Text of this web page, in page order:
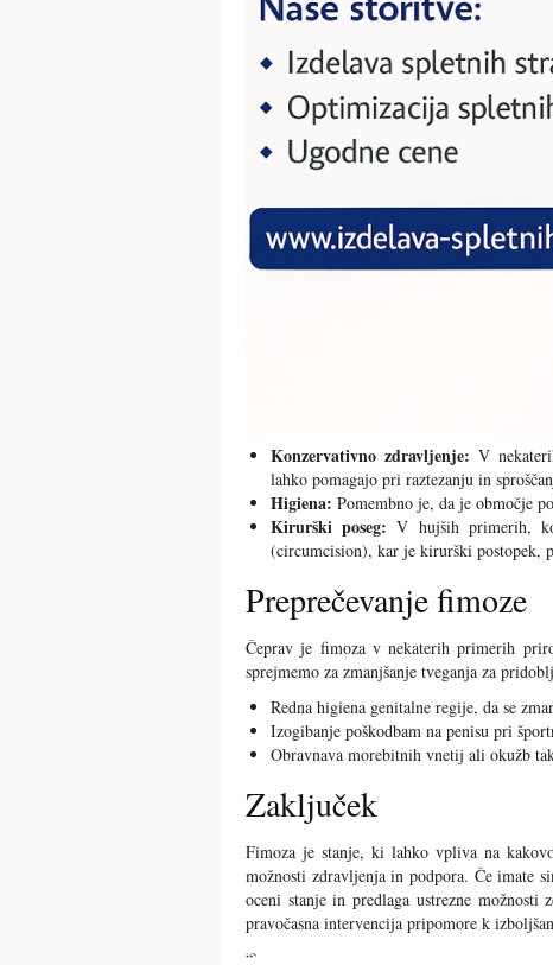
Konzervativno zdravljenje: V
lahko pomagajo pri raztezanju in
Higiena: Pomembno je, da je območje
Kirurški poseg: V hujših primerih,
(circumcision), kar je kirurški postopek,
Preprečevanje fimoze
Čeprav je fimoza v nekaterih primerih
sprejmemo za zmanjšanje tveganja za
Redna higiena genitalne regije, da se
Izogibanje poškodbam na penisu pri
Obravnava morebitnih vnetij ali okužb
Zaključek
Fimoza je stanje, ki lahko vpliva na
možnosti zdravljenja in podpora. Če imate
oceni stanje in predlaga ustrezne
pravočasna intervencija pripomore k
“`